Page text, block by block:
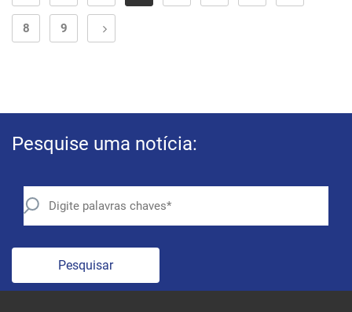
8 9
Pesquise uma notícia:
Pesquisar